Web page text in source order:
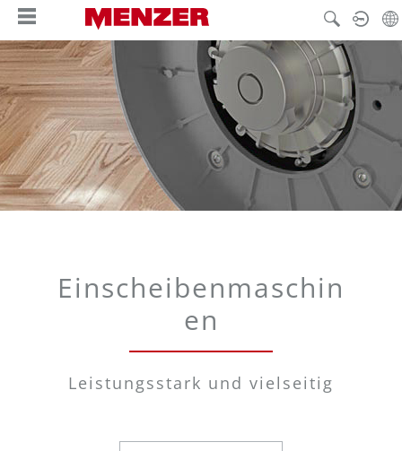
Einscheibenmaschin
en
Leistungsstark und vielseitig